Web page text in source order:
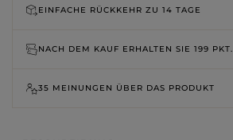
EINFACHE RÜCKKEHR ZU 14 TAGE
NACH DEM KAUF ERHALTEN SIE 199 PKT.
35 MEINUNGEN ÜBER DAS PRODUKT